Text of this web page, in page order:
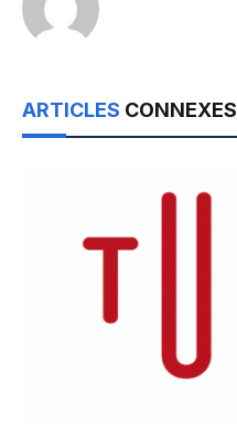
ARTICLES CONNEXES